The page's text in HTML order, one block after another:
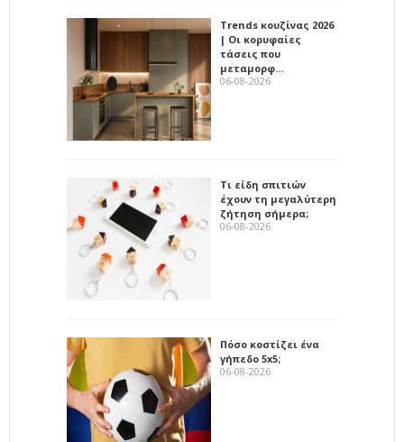
Trends κουζίνας 2026
| Οι κορυφαίες
τάσεις που
μεταμορφ…
06-08-2026
Τι είδη σπιτιών
έχουν τη μεγαλύτερη
ζήτηση σήμερα;
06-08-2026
Πόσο κοστίζει ένα
γήπεδο 5x5;
06-08-2026